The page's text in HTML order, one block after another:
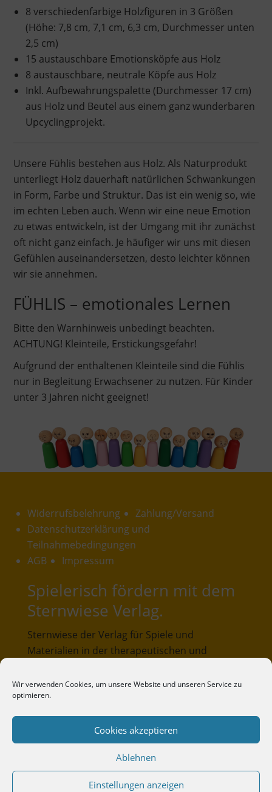
Wir verwenden Cookies, um unsere Website und unseren Service zu
optimieren.
Cookies akzeptieren
Ablehnen
Einstellungen anzeigenZum Warenkorb
8 verschiedenfarbige Holzfiguren in 3 Größen
(Höhe: 7,8 cm, 7,1 cm, 6,3 cm, Durchmesser unten
2,5 cm)
15 austauschbare Emotionsköpfe aus Holz
8 austauschbare, neutrale Köpfe aus Holz
Inkl. Aufbewahrungspalette (Durchmesser 17 cm)
aus Holz und Beutel aus einem ganz wunderbaren
Upcyclingprojekt.
Unsere Fühlis bestehen aus Holz. Als Naturprodukt
unterliegt Holz dauerhaft natürlichen Schwankungen
in Form, Farbe und Struktur. Das ist ein wenig so, wie
im echten Leben auch. Wenn wir eine neue Emotion
zu etwas entwickeln, ist der Umgang mit ihr zunächst
oft nicht ganz einfach. Je häufiger wir uns mit diesen
Gefühlen auseinandersetzen, desto leichter können
wir sie annehmen.
FÜHLIS – emotionales Lernen
Bitte den Warnhinweis unbedingt beachten.
ACHTUNG! Kleinteile, Erstickungsgefahr!
Aufgrund der enthaltenen Kleinteile sind die Fühlis
nur in Begleitung Erwachsener zu nutzen. Für Kinder
unter 3 Jahren nicht geeignet!
Widerrufsbelehrung
Zahlung/Versand
Datenschutzerklärung und
Teilnahmebedingungen
AGB
Impressum
Spielerisch fördern mit dem
Sternwiese Verlag.
Sternwiese der Verlag für Spiele und
Materialien in der therapeutischen und
umfasst Spiele und Materialien, die in der
pädagogischen und therapeutischen Praxis
entwickelt und erprobt wurden.
Sternwiese-Verlag
33719 Bielefeld